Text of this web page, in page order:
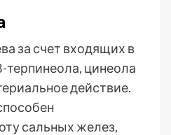
за счет входящих в
терпинеола, цинеола
действие.
сальных желез,